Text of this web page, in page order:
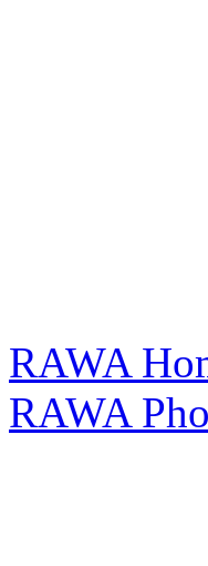
RAWA
RAWA